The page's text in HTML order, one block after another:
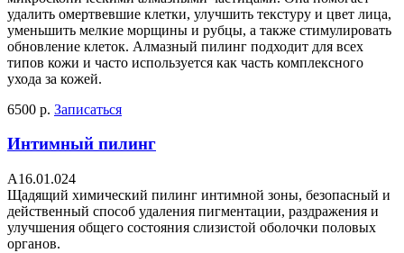
удалить омертвевшие клетки, улучшить текстуру и цвет лица,
уменьшить мелкие морщины и рубцы, а также стимулировать
обновление клеток. Алмазный пилинг подходит для всех
типов кожи и часто используется как часть комплексного
ухода за кожей.
6500 р. Записаться
Интимный пилинг
А16.01.024
Щадящий химический пилинг интимной зоны, безопасный и
действенный способ удаления пигментации, раздражения и
улучшения общего состояния слизистой оболочки половых
органов.